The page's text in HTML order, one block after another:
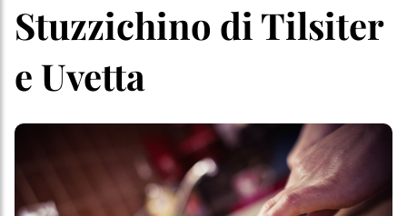
Stuzzichino di Tilsiter
e Uvetta